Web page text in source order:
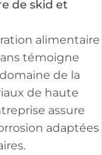
de skid et
alimentaire
témoigne
de la
de haute
assure
adaptées